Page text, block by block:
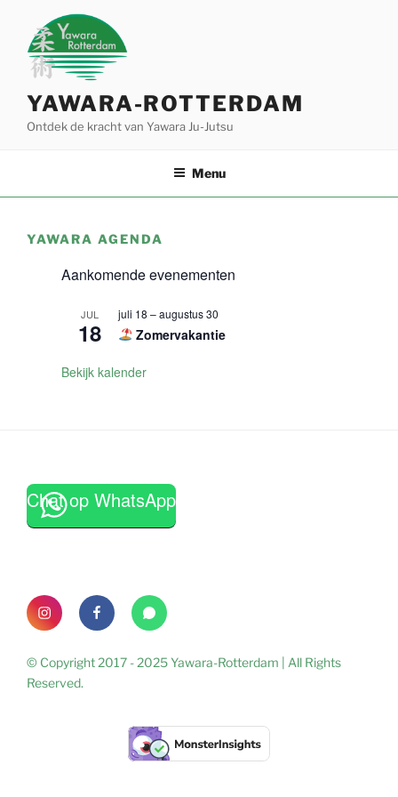
inhoud
YAWARA-ROTTERDAM
Ontdek de kracht van Yawara Ju-Jutsu
Menu
YAWARA AGENDA
Aankomende evenementen
JUL
18
juli 18 –augustus 30
Zomervakantie
Bekijk kalender
Chat op WhatsApp
InstagramFacebookWhatsApp
© Copyright 2017 - 2025 Yawara-Rotterdam | All Rights
Reserved.